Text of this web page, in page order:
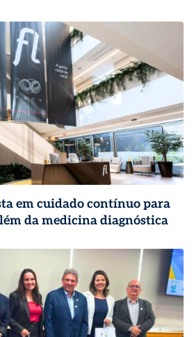
em cuidado contínuo para
da medicina diagnóstica